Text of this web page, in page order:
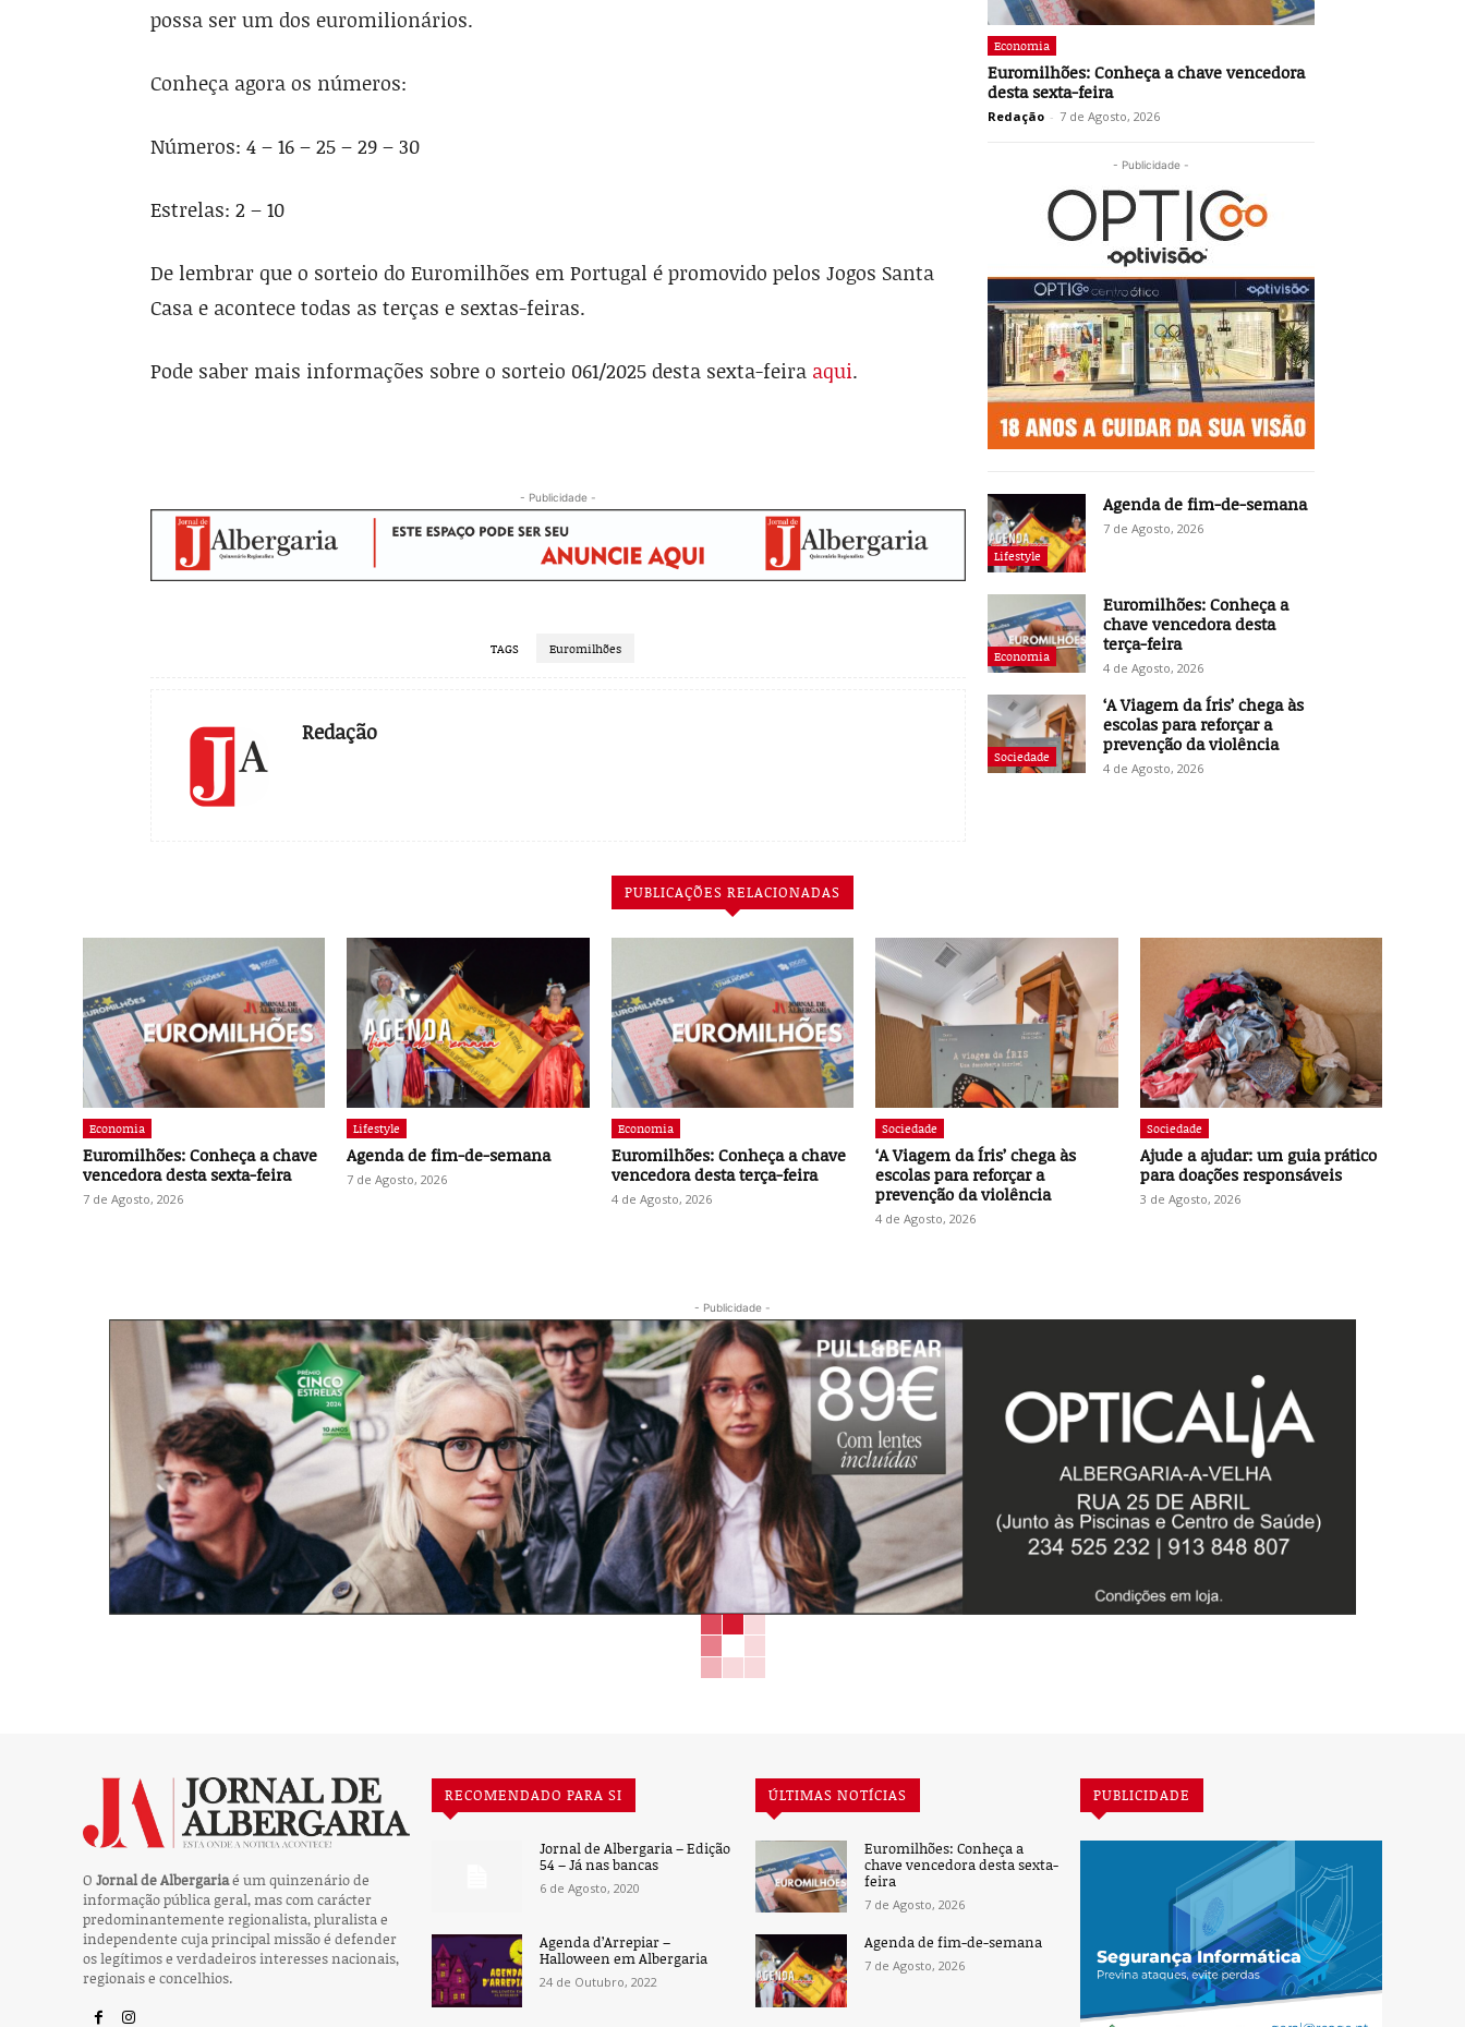
possa ser um dos euromilionários.
Conheça agora os números:
Números: 4 – 16 – 25 – 29 – 30
Estrelas: 2 – 10
De lembrar que o sorteio do Euromilhões em Portugal é promovido pelos Jogos Santa
Casa e acontece todas as terças e sextas-feiras.
Pode saber mais informações sobre o sorteio 061/2025 desta sexta-feira aqui.
- Publicidade -
TAGS Euromilhões
Redação
Economia
Euromilhões: Conheça a chave vencedora
desta sexta-feira
Redação - 7 de Agosto, 2026
- Publicidade -
Lifestyle
Agenda de fim-de-semana
7 de Agosto, 2026
Economia
Euromilhões: Conheça a
chave vencedora desta
terça-feira
4 de Agosto, 2026
Sociedade
‘A Viagem da Íris’ chega às
escolas para reforçar a
prevenção da violência
4 de Agosto, 2026
PUBLICAÇÕES RELACIONADAS
Economia
Euromilhões: Conheça a chave
vencedora desta sexta-feira
7 de Agosto, 2026
Lifestyle
Agenda de fim-de-semana
7 de Agosto, 2026
Economia
Euromilhões: Conheça a chave
vencedora desta terça-feira
4 de Agosto, 2026
Sociedade
‘A Viagem da Íris’ chega às
escolas para reforçar a
prevenção da violência
4 de Agosto, 2026
Sociedade
Ajude a ajudar: um guia prático
para doações responsáveis
3 de Agosto, 2026
- Publicidade -
O Jornal de Albergariaé um quinzenário de
informação pública geral, mas com carácter
predominantemente regionalista, pluralista e
independente cuja principal missão é defender
os legítimos e verdadeiros interesses nacionais,
regionais e concelhios.
RECOMENDADO PARA SI
Jornal de Albergaria – Edição
54 – Já nas bancas
6 de Agosto, 2020
Agenda d’Arrepiar –
Halloween em Albergaria
24 de Outubro, 2022
ÚLTIMAS NOTÍCIAS
Euromilhões: Conheça a
chave vencedora desta sexta-
feira
7 de Agosto, 2026
Agenda de fim-de-semana
7 de Agosto, 2026
PUBLICIDADE